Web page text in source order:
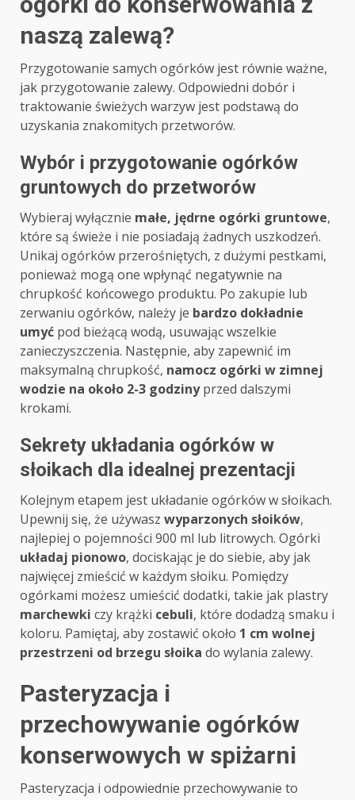
naszą zalewą?
Przygotowanie samych ogórków jest równie ważne,
jak przygotowanie zalewy. Odpowiedni dobór i
traktowanie świeżych warzyw jest podstawą do
uzyskania znakomitych przetworów.
Wybór i przygotowanie ogórków
gruntowych do przetworów
Wybieraj wyłącznie małe, jędrne ogórki gruntowe,
które są świeże i nie posiadają żadnych uszkodzeń.
Unikaj ogórków przerośniętych, z dużymi pestkami,
ponieważ mogą one wpłynąć negatywnie na
chrupkość końcowego produktu. Po zakupie lub
zerwaniu ogórków, należy je bardzo dokładnie
umyć pod bieżącą wodą, usuwając wszelkie
zanieczyszczenia. Następnie, aby zapewnić im
maksymalną chrupkość, namocz ogórki w zimnej
wodzie na około 2-3 godzinyprzed dalszymi
krokami.
Sekrety układania ogórków w
słoikach dla idealnej prezentacji
Kolejnym etapem jest układanie ogórków w słoikach.
Upewnij się, że używasz wyparzonych słoików,
najlepiej o pojemności 900 ml lub litrowych. Ogórki
układaj pionowo, dociskając je do siebie, aby jak
najwięcej zmieścić w każdym słoiku. Pomiędzy
ogórkami możesz umieścić dodatki, takie jak plastry
marchewki czy krążki cebuli, które dodadzą smaku i
koloru. Pamiętaj, aby zostawić około 1 cm wolnej
przestrzeni od brzegu słoika do wylania zalewy.
Pasteryzacja i
przechowywanie ogórków
konserwowych w spiżarni
Pasteryzacja i odpowiednie przechowywanie to